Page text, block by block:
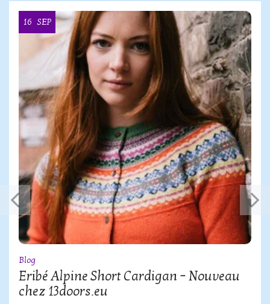
16 SEP
Blog
Eribé Alpine Short Cardigan – Nouveau
chez 13doors.eu